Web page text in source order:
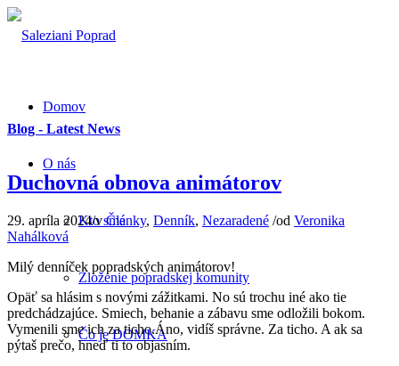
Domov
O nás
Kto sme
Zloženie popradskej komunity
Čo je DOMKA
Blog - Latest News
Duchovná obnova animátorov
29. apríla 2024/vČlánky, Denník, Nezaradené /od Veronika
Nahálková
Milý denníček popradských animátorov!
Opäť sa hlásim s novými zážitkami. No sú trochu iné ako tie
predchádzajúce. Smiech, behanie a zábavu sme odložili bokom.
Vymenili sme ich za ticho.Áno, vidíš správne. Za ticho. A ak sa
pýtaš prečo, hneď ti to objasním.